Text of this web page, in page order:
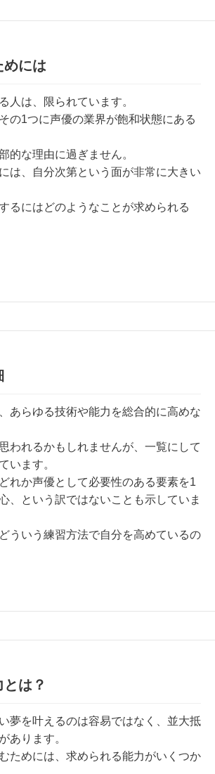
めには
人は、限られています。
の1つに声優の業界が飽和状態にある
的な理由に過ぎません。
は、自分次第という面が非常に大きい
るにはどのようなことが求められる
あらゆる技術や能力を総合的に高めな
われるかもしれませんが、一覧にして
います。
れか声優として必要性のある要素を1
、という訳ではないことも示していま
ういう練習方法で自分を高めているの
は？
夢を叶えるのは容易ではなく、並大抵
あります。
ためには、求められる能力がいくつか